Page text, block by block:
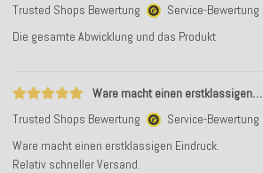
Trusted Shops Bewertung
Service-Bewertung
Die gesamte Abwicklung und das Produkt
Ware macht einen erstklassigen…
Trusted Shops Bewertung
Service-Bewertung
Ware macht einen erstklassigen Eindruck.
Relativ schneller Versand.